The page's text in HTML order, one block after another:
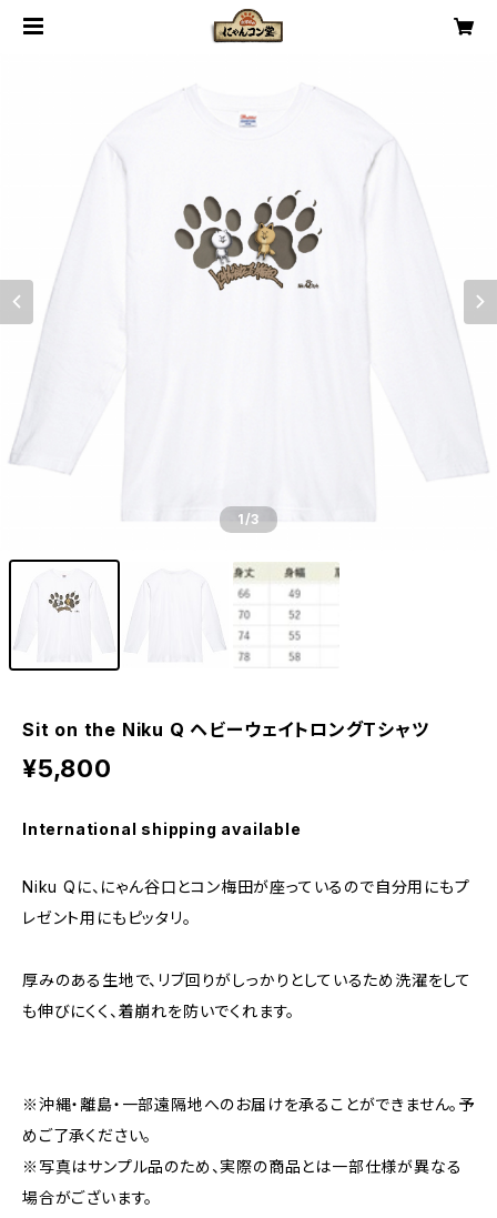
1/3
Sit on the Niku Q ヘビーウェイトロングTシャツ
¥5,800
International shipping available
Niku Qに、にゃん谷口とコン梅田が座っているので自分用にもプ
レゼント用にもピッタリ。
厚みのある生地で、リブ回りがしっかりとしているため洗濯をして
も伸びにくく、着崩れを防いでくれます。
※沖縄・離島・一部遠隔地へのお届けを承ることができません。予
めご了承ください。
※写真はサンプル品のため、実際の商品とは一部仕様が異なる
場合がございます。